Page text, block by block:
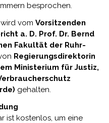
besprochen.
vom Vorsitzenden
a. D. Prof. Dr. Bernd
Fakultät der Ruhr-
Regierungsdirektorin
Ministerium für Justiz,
gehalten.
ist kostenlos, um eine